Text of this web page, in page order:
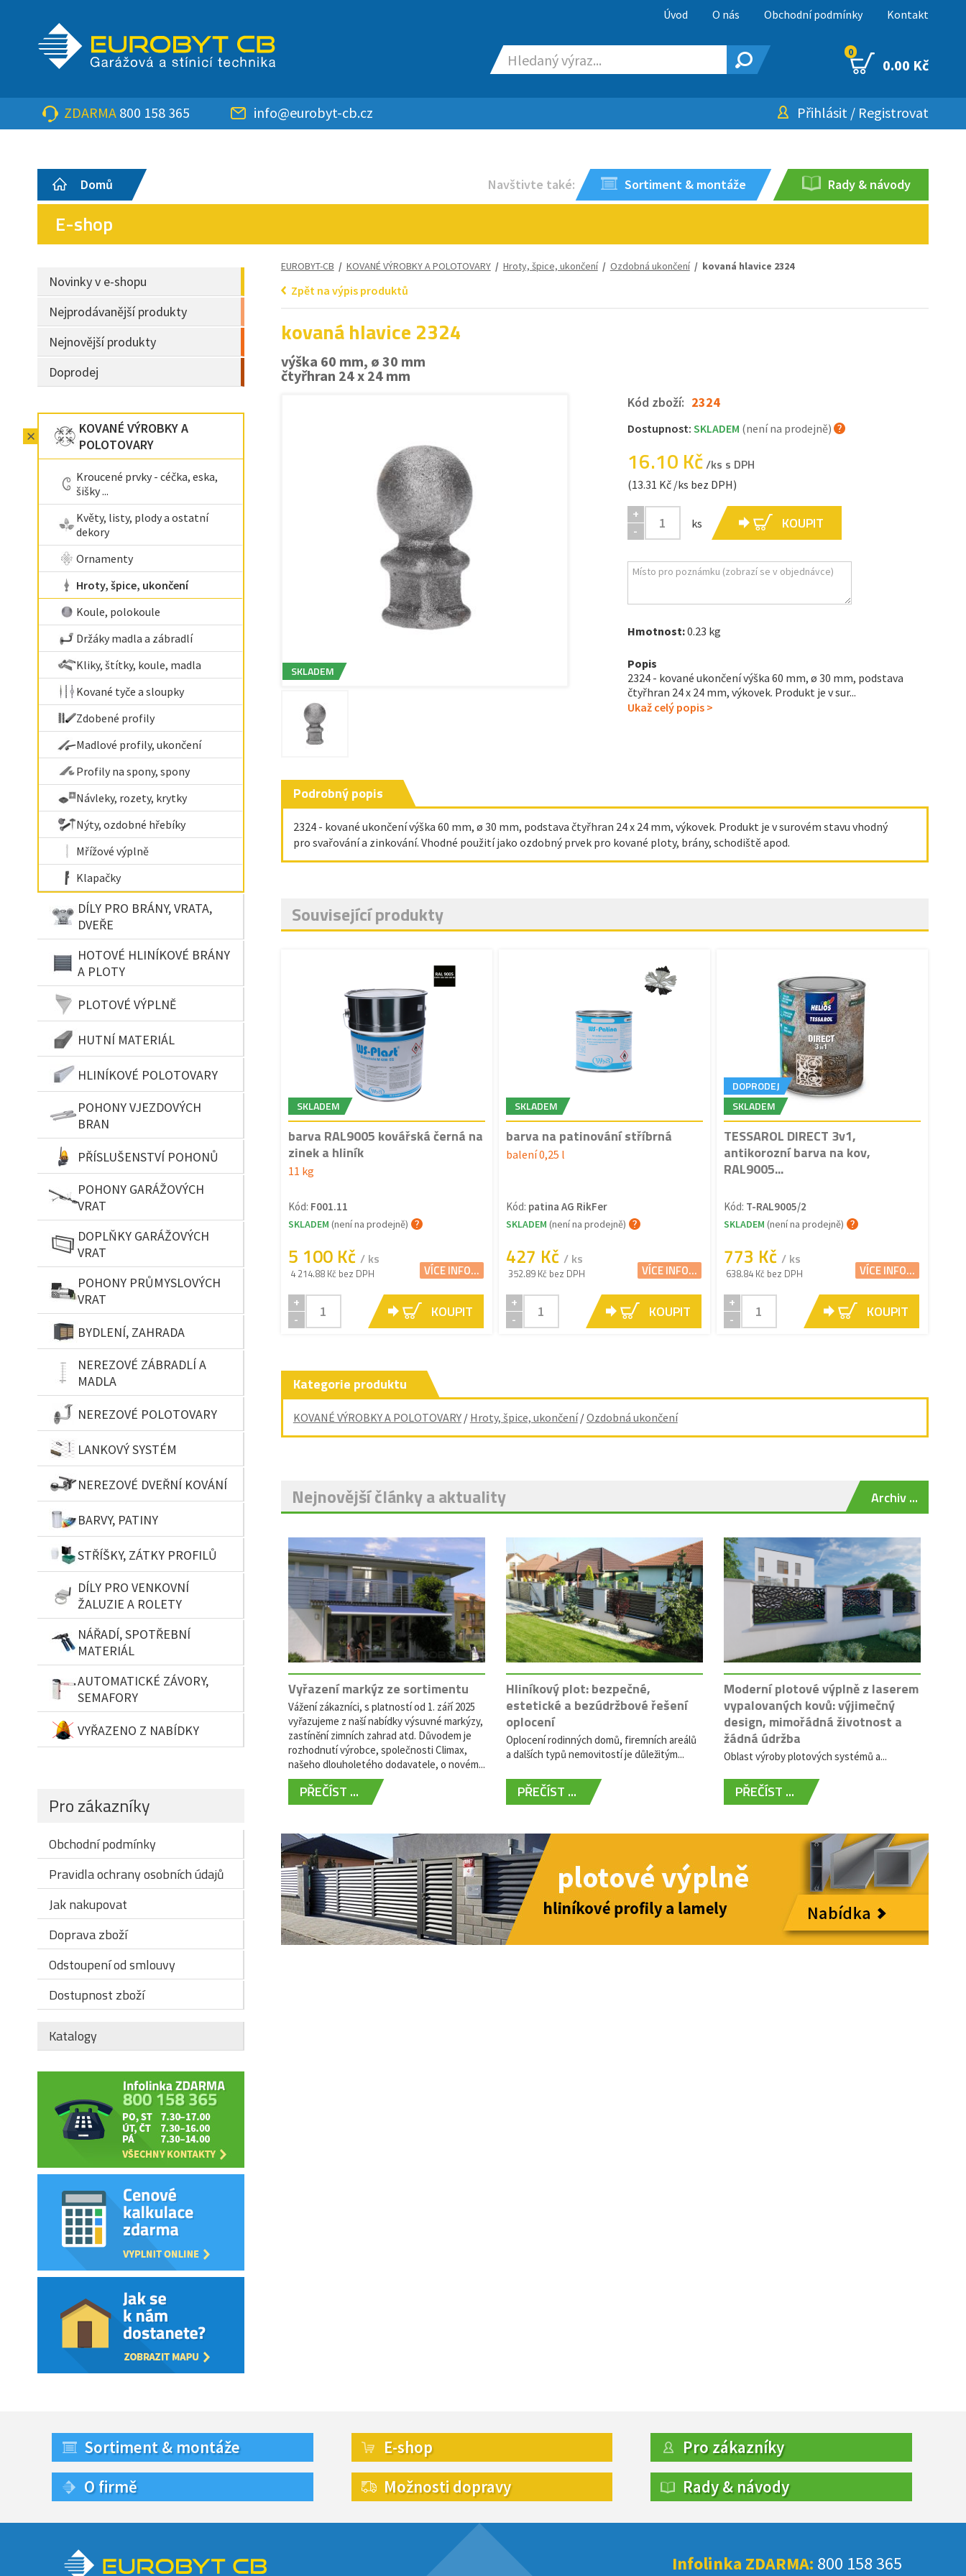
Úvod O nás Obchodní podmínky Kontakt
0
0.00 Kč
ZDARMA 800 158 365 info@eurobyt-cb.cz Přihlásit / Registrovat
Domů Navštivte také: Sortiment & montáže Rady & návody
E-shop
Novinky v e-shopu
Nejprodávanější produkty
Nejnovější produkty
Doprodej
KOVANÉ VÝROBKY A
POLOTOVARY
Kroucené prvky - céčka, eska,
šišky ...
Květy, listy, plody a ostatní
dekory
Ornamenty
Hroty, špice, ukončení
Koule, polokoule
Držáky madla a zábradlí
Kliky, štítky, koule, madla
Kované tyče a sloupky
Zdobené profily
Madlové profily, ukončení
Profily na spony, spony
Návleky, rozety, krytky
Nýty, ozdobné hřebíky
Mřížové výplně
Klapačky
DÍLY PRO BRÁNY, VRATA,
DVEŘE
HOTOVÉ HLINÍKOVÉ BRÁNY
A PLOTY
PLOTOVÉ VÝPLNĚ
HUTNÍ MATERIÁL
HLINÍKOVÉ POLOTOVARY
POHONY VJEZDOVÝCH
BRAN
PŘÍSLUŠENSTVÍ POHONŮ
POHONY GARÁŽOVÝCH
VRAT
DOPLŇKY GARÁŽOVÝCH
VRAT
POHONY PRŮMYSLOVÝCH
VRAT
BYDLENÍ, ZAHRADA
NEREZOVÉ ZÁBRADLÍ A
MADLA
NEREZOVÉ POLOTOVARY
LANKOVÝ SYSTÉM
NEREZOVÉ DVEŘNÍ KOVÁNÍ
BARVY, PATINY
STŘÍŠKY, ZÁTKY PROFILŮ
DÍLY PRO VENKOVNÍ
ŽALUZIE A ROLETY
NÁŘADÍ, SPOTŘEBNÍ
MATERIÁL
AUTOMATICKÉ ZÁVORY,
SEMAFORY
VYŘAZENO Z NABÍDKY
Pro zákazníky
Obchodní podmínky
Pravidla ochrany osobních údajů
Jak nakupovat
Doprava zboží
Odstoupení od smlouvy
Dostupnost zboží
Katalogy
EUROBYT-CB / KOVANÉ VÝROBKY A POLOTOVARY/ Hroty, špice, ukončení/ Ozdobná ukončení/ kovaná hlavice 2324
Zpět na výpis produktů
kovaná hlavice 2324
výška 60 mm, ø 30 mm
čtyřhran 24 x 24 mm
SKLADEM
Kód zboží: 2324
Dostupnost: SKLADEM (není na prodejně)
16.10 Kč/ks s DPH
(13.31 Kč /ks bez DPH)
+
-
ks KOUPIT
Hmotnost:0.23 kg
Popis
2324 - kované ukončení výška 60 mm, ø 30 mm, podstava
čtyřhran 24 x 24 mm, výkovek. Produkt je v sur...
Ukaž celý popis >
Podrobný popis
2324 - kované ukončení výška 60 mm, ø 30 mm, podstava čtyřhran 24 x 24 mm, výkovek. Produkt je v surovém stavu vhodný
pro svařování a zinkování. Vhodné použití jako ozdobný prvek pro kované ploty, brány, schodiště apod.
Související produkty
SKLADEM
barva RAL9005 kovářská černá na
zinek a hliník
11 kg
Kód: F001.11
SKLADEM (není na prodejně)
5 100 Kč / ks
4 214.88 Kč bez DPH VÍCE INFO...
+
-
KOUPIT
SKLADEM
barva na patinování stříbrná
balení 0,25 l
Kód: patina AG RikFer
SKLADEM (není na prodejně)
427 Kč / ks
352.89 Kč bez DPH VÍCE INFO...
+
-
KOUPIT
DOPRODEJ
SKLADEM
TESSAROL DIRECT 3v1,
antikorozní barva na kov,
RAL9005...
Kód: T-RAL9005/2
SKLADEM (není na prodejně)
773 Kč / ks
638.84 Kč bez DPH VÍCE INFO...
+
-
KOUPIT
Kategorie produktu
KOVANÉ VÝROBKY A POLOTOVARY/ Hroty, špice, ukončení/Ozdobná ukončení
Nejnovější články a aktuality
Vyřazení markýz ze sortimentu
Vážení zákazníci, s platností od 1. září 2025
vyřazujeme z naší nabídky výsuvné markýzy,
zastínění zimních zahrad atd. Důvodem je
rozhodnutí výrobce, společnosti Climax,
našeho dlouholetého dodavatele, o novém...
PŘEČÍST ...
Hliníkový plot: bezpečné,
estetické a bezúdržbové řešení
oplocení
Oplocení rodinných domů, firemních areálů
a dalších typů nemovitostí je důležitým...
PŘEČÍST ...
Moderní plotové výplně z laserem
vypalovaných kovů: výjimečný
design, mimořádná životnost a
žádná údržba
Oblast výroby plotových systémů a...
PŘEČÍST ...
Archiv ...
Sortiment & montáže
O firmě
E-shop
Možnosti dopravy
Pro zákazníky
Rady & návody
Infolinka ZDARMA: 800 158 365